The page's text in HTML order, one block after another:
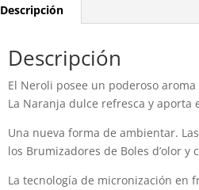
Descripción
Descripción
El Neroli posee un poderoso
La Naranja dulce refresca y
Una nueva forma de ambientar.
los Brumizadores de Boles d’olor
La tecnología de micronización en